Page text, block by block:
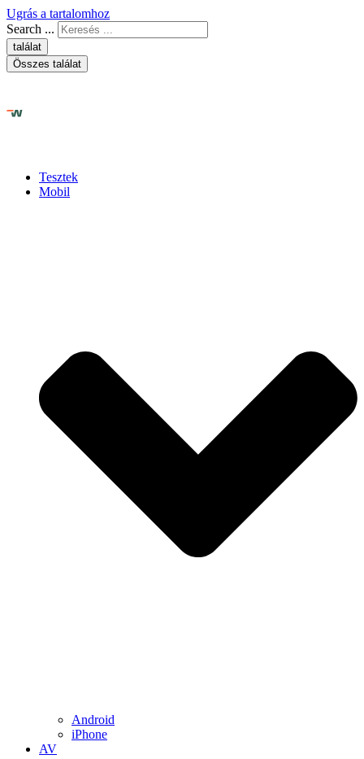
Ugrás a tartalomhoz
Search ...
találat
Összes találat
Tesztek
Mobil
Android
iPhone
AV